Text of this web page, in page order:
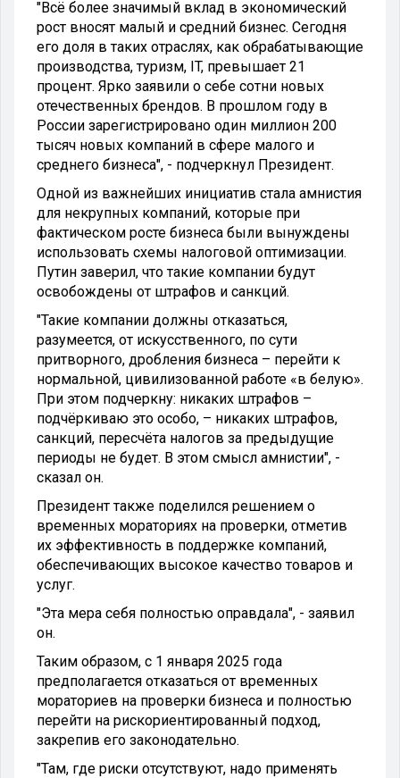
"Всё более значимый вклад в экономический
рост вносят малый и средний бизнес. Сегодня
его доля в таких отраслях, как обрабатывающие
производства, туризм, IT, превышает 21
процент. Ярко заявили о себе сотни новых
отечественных брендов. В прошлом году в
России зарегистрировано один миллион 200
тысяч новых компаний в сфере малого и
среднего бизнеса", - подчеркнул Президент.
Одной из важнейших инициатив стала амнистия
для некрупных компаний, которые при
фактическом росте бизнеса были вынуждены
использовать схемы налоговой оптимизации.
Путин заверил, что такие компании будут
освобождены от штрафов и санкций.
"Такие компании должны отказаться,
разумеется, от искусственного, по сути
притворного, дробления бизнеса – перейти к
нормальной, цивилизованной работе «в белую».
При этом подчеркну: никаких штрафов –
подчёркиваю это особо, – никаких штрафов,
санкций, пересчёта налогов за предыдущие
периоды не будет. В этом смысл амнистии", -
сказал он.
Президент также поделился решением о
временных мораториях на проверки, отметив
их эффективность в поддержке компаний,
обеспечивающих высокое качество товаров и
услуг.
"Эта мера себя полностью оправдала", - заявил
он.
Таким образом, с 1 января 2025 года
предполагается отказаться от временных
мораториев на проверки бизнеса и полностью
перейти на рискориентированный подход,
закрепив его законодательно.
"Там, где риски отсутствуют, надо применять